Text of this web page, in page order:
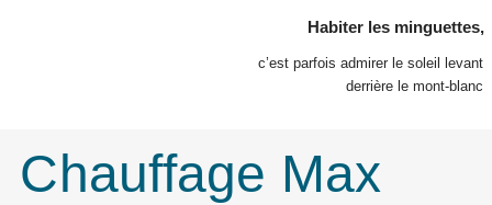
Habiter les minguettes,
c’est parfois admirer le soleil levant
derrière le mont-blanc
Chauffage Max